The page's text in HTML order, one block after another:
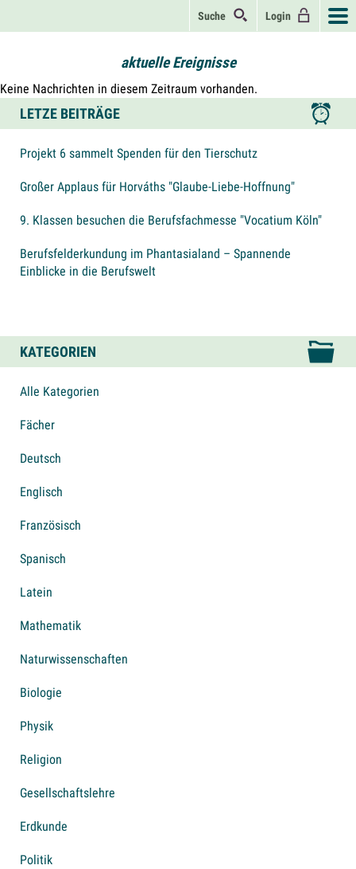
Suche Login
aktuelle Ereignisse
Keine Nachrichten in diesem Zeitraum vorhanden.
LETZE BEITRÄGE
Projekt 6 sammelt Spenden für den Tierschutz
Großer Applaus für Horváths "Glaube-Liebe-Hoffnung"
9. Klassen besuchen die Berufsfachmesse "Vocatium Köln"
Berufsfelderkundung im Phantasialand – Spannende
Einblicke in die Berufswelt
KATEGORIEN
Alle Kategorien
Fächer
Deutsch
Englisch
Französisch
Spanisch
Latein
Mathematik
Naturwissenschaften
Biologie
Physik
Religion
Gesellschaftslehre
Erdkunde
Politik